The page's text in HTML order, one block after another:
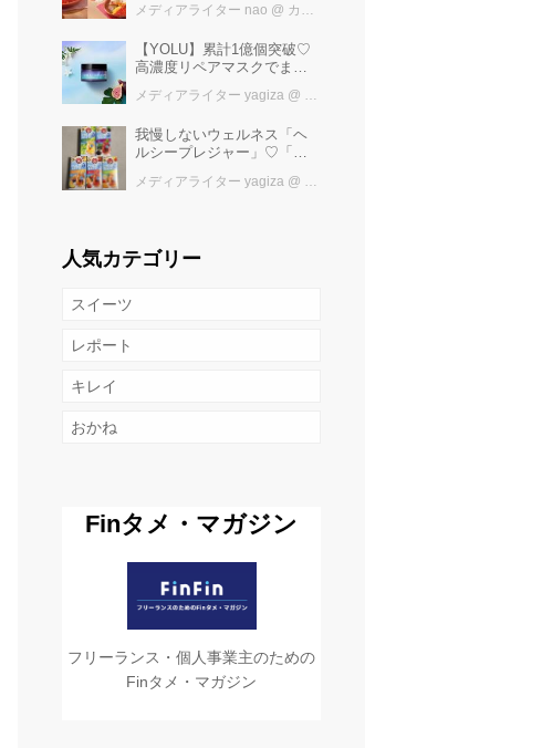
びっくりドンキーの「トマ
限定発売中♪
メディアライター nao @ カワコレメディア編集部
【YOLU】累計1億個突破♡
高濃度リペアマスクでまと
メディアライター yagiza @ カワコレメディア編集部
我慢しないウェルネス「ヘ
ルシープレジャー」♡「水
るおいしい水分補給
メディアライター yagiza @ カワコレメディア編集部
人気カテゴリー
スイーツ
レポート
キレイ
おかね
Finタメ・マガジン
フリーランス・個人事業主のための
Finタメ・マガジン